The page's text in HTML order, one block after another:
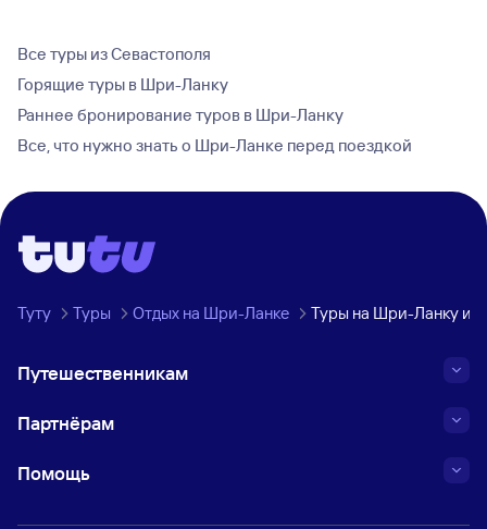
Все туры из Севастополя
Горящие туры в Шри-Ланку
Раннее бронирование туров в Шри-Ланку
Все, что нужно знать о Шри-Ланке перед поездкой
Туту Туры Отдых на Шри-Ланке Туры на Шри-Ланку из
Путешественникам
Партнёрам
Помощь